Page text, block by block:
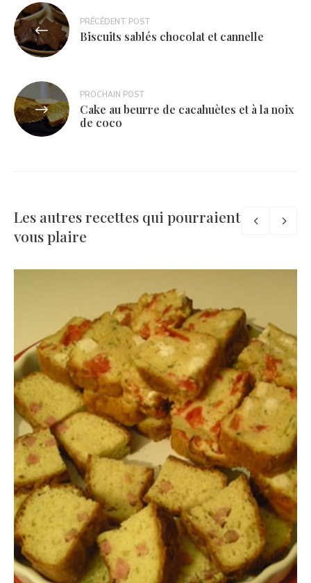
Navigation
de
l’article
PRÉCÉDENT POST
Biscuits sablés chocolat et cannelle
PROCHAIN POST
Cake au beurre de cacahuètes et à la noix
de coco
Les autres recettes qui pourraient
vous plaire